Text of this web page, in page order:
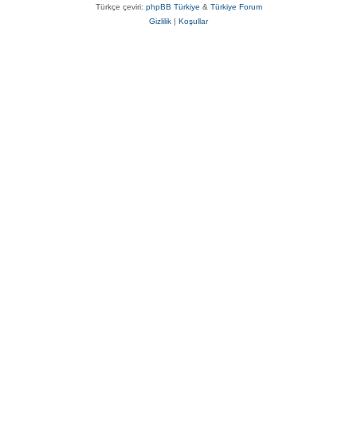
Türkçe çeviri: phpBB Türkiye & Türkiye Forum
Gizlilik | Koşullar